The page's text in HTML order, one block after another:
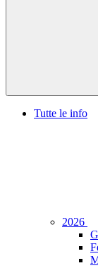
Tutte le info
2026